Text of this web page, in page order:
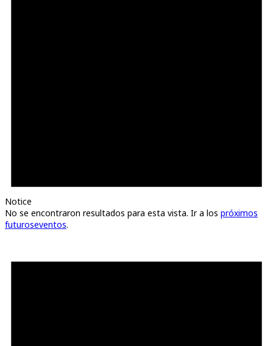
Notice
No se encontraron resultados para esta vista. Ir a los próximos
futuroseventos.